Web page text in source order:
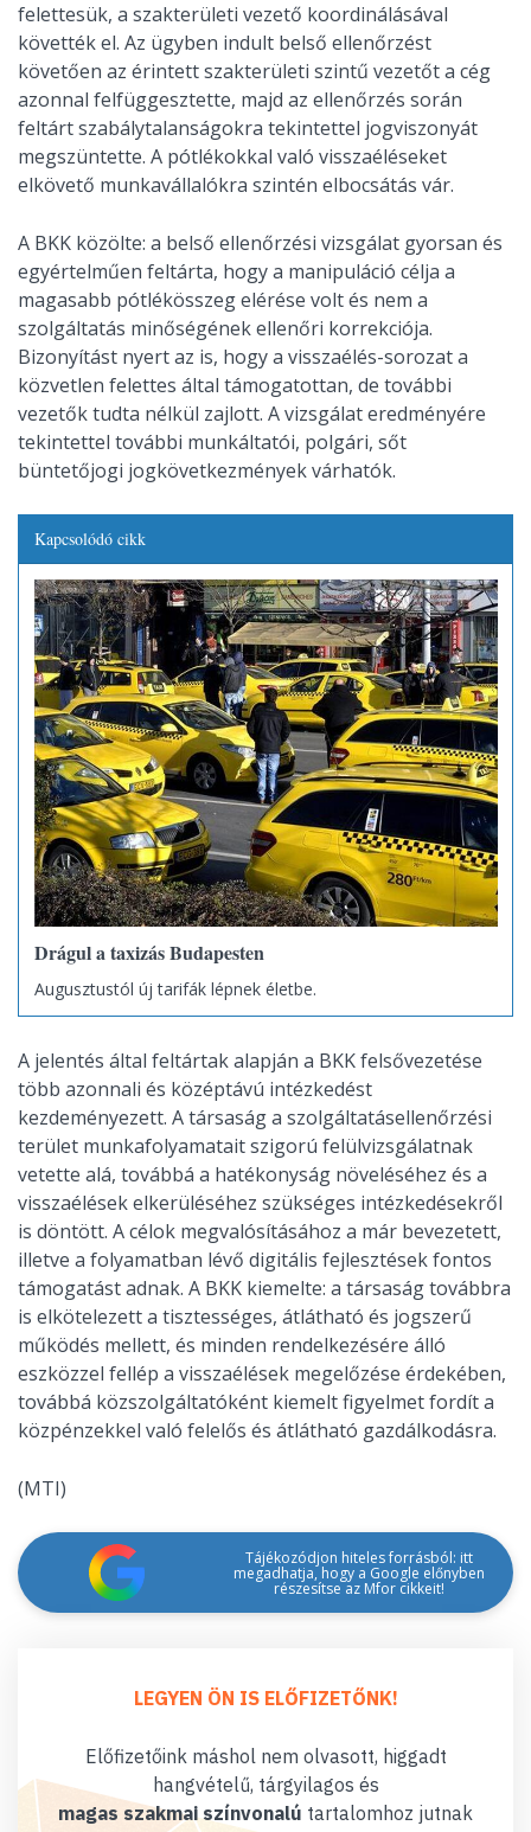
felettesük, a szakterületi vezető koordinálásával
követték el. Az ügyben indult belső ellenőrzést
követően az érintett szakterületi szintű vezetőt a cég
azonnal felfüggesztette, majd az ellenőrzés során
feltárt szabálytalanságokra tekintettel jogviszonyát
megszüntette. A pótlékokkal való visszaéléseket
elkövető munkavállalókra szintén elbocsátás vár.
A BKK közölte: a belső ellenőrzési vizsgálat gyorsan és
egyértelműen feltárta, hogy a manipuláció célja a
magasabb pótlékösszeg elérése volt és nem a
szolgáltatás minőségének ellenőri korrekciója.
Bizonyítást nyert az is, hogy a visszaélés-sorozat a
közvetlen felettes által támogatottan, de további
vezetők tudta nélkül zajlott. A vizsgálat eredményére
tekintettel további munkáltatói, polgári, sőt
büntetőjogi jogkövetkezmények várhatók.
Kapcsolódó cikk
Drágul a taxizás Budapesten
Augusztustól új tarifák lépnek életbe.
A jelentés által feltártak alapján a BKK felsővezetése
több azonnali és középtávú intézkedést
kezdeményezett. A társaság a szolgáltatásellenőrzési
terület munkafolyamatait szigorú felülvizsgálatnak
vetette alá, továbbá a hatékonyság növeléséhez és a
visszaélések elkerüléséhez szükséges intézkedésekről
is döntött. A célok megvalósításához a már bevezetett,
illetve a folyamatban lévő digitális fejlesztések fontos
támogatást adnak. A BKK kiemelte: a társaság továbbra
is elkötelezett a tisztességes, átlátható és jogszerű
működés mellett, és minden rendelkezésére álló
eszközzel fellép a visszaélések megelőzése érdekében,
továbbá közszolgáltatóként kiemelt figyelmet fordít a
közpénzekkel való felelős és átlátható gazdálkodásra.
(MTI)
Tájékozódjon hiteles forrásból: itt
megadhatja, hogy a Google előnyben
részesítse az Mfor cikkeit!
LEGYEN ÖN IS ELŐFIZETŐNK!
Előfizetőink máshol nem olvasott, higgadt
hangvételű, tárgyilagos és
magas szakmai színvonalú tartalomhoz jutnak